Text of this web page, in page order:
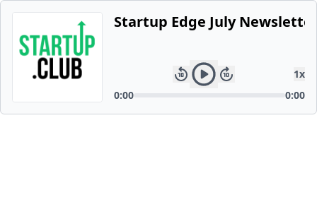
Startup Edge July
1x
0:00
0:00